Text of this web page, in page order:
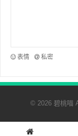
表情 私密
© 2026 碧桃喵